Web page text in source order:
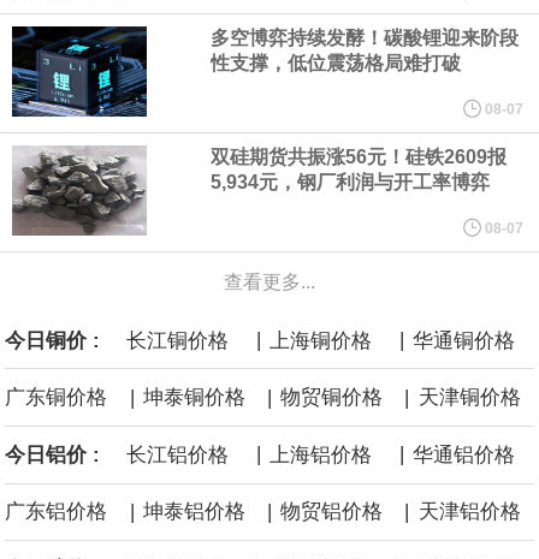
据报道，威刚近日在法说会上表示，在需求增加、价格走高及货源
稳定的三大有利因素带动下，预期第3季度营运将优于第2季度，并
进一步扩大全年营运成果。
美国国会预算办公室（CBO）于当地时间5日发布报告称，美国海军
计划建造的15艘核动力“特朗普级”（Trump-class）战列舰，从研发
到采购的总费用可能高达2750亿美元，为美国有史以来最昂贵的水
面战舰项目之一。 根据CBO的初步估算，首舰造价约234亿美元，
后续14艘平均每艘约180亿美元。
黄金价格有望录得自今年1月以来最大单周涨幅。油价走弱为金价提
多空博弈持续发酵！碳酸锂迎来阶段
性支撑，低位震荡格局难打破
08-07
双硅期货共振涨56元！硅铁2609报
5,934元，钢厂利润与开工率博弈
08-07
查看更多...
今日铜价 : 长江铜价格 | 上海铜价格 | 华通铜价格
广东铜价格 | 坤泰铜价格 | 物贸铜价格 | 天津铜价格
今日铝价 : 长江铝价格 上海铝价格 华通铝价格
广东铝价格 | 坤泰铝价格 | 物贸铝价格 | 天津铝价格